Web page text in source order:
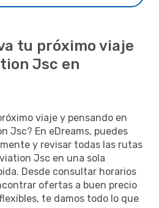
tu próximo viaje
Jsc en
viaje y pensando en
Jsc? En eDreams, puedes
y revisar todas las rutas
Jsc en una sola
Desde consultar horarios
ofertas a buen precio
te damos todo lo que